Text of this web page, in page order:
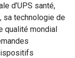
d’UPS santé,
technologie de
qualité mondial